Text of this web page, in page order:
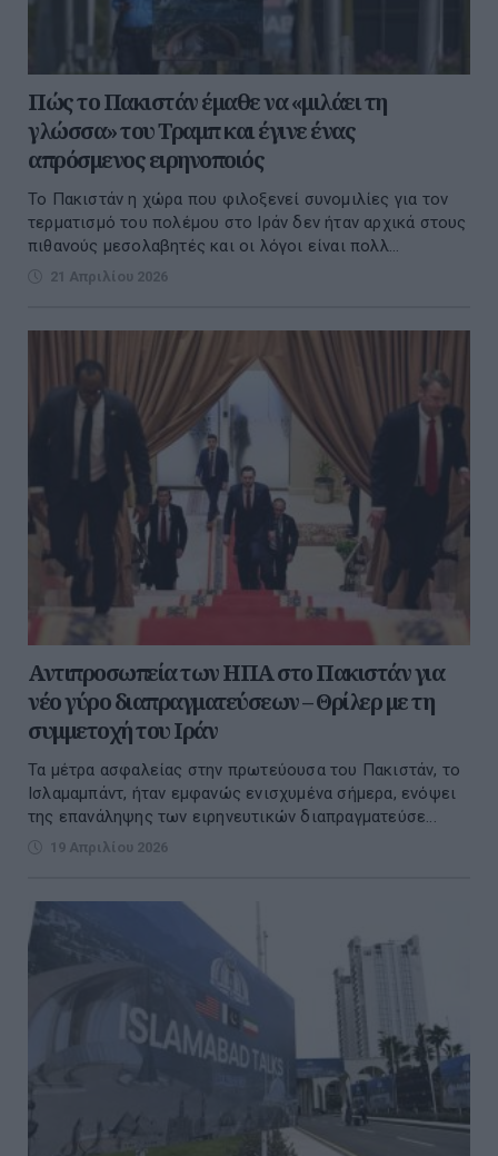
Πώς το Πακιστάν έμαθε να «μιλάει τη
γλώσσα» του Τραμπ και έγινε ένας
απρόσμενος ειρηνοποιός
Το Πακιστάν η χώρα που φιλοξενεί συνομιλίες για τον
τερματισμό του πολέμου στο Ιράν δεν ήταν αρχικά στους
πιθανούς μεσολαβητές και οι λόγοι είναι πολλ...
21 Απριλίου 2026
Αντιπροσωπεία των ΗΠΑ στο Πακιστάν για
νέο γύρο διαπραγματεύσεων – Θρίλερ με τη
συμμετοχή του Ιράν
Τα μέτρα ασφαλείας στην πρωτεύουσα του Πακιστάν, το
Ισλαμαμπάντ, ήταν εμφανώς ενισχυμένα σήμερα, ενόψει
της επανάληψης των ειρηνευτικών διαπραγματεύσε...
19 Απριλίου 2026